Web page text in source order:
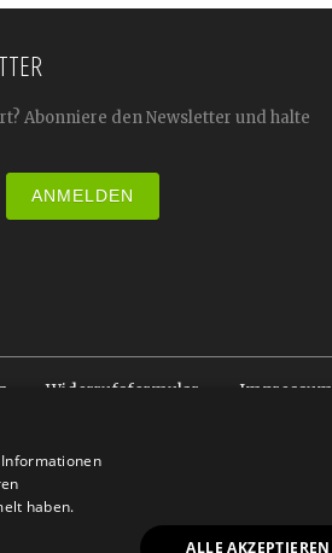
Abonniere den Newsletter und halte
Widerrufsformular Impressum
haben.
ALLE AKZEPTIEREN